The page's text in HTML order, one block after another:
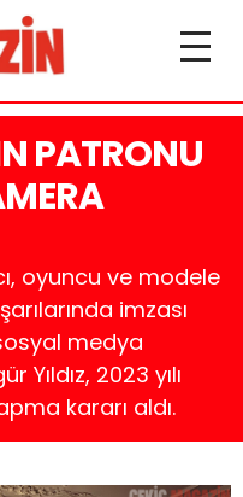
PATRONU
oyuncu ve modele
imzası
medya
2023 yılı
kararı aldı.